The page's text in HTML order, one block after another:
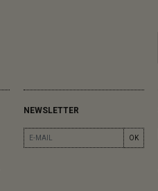
NEWSLETTER
OK